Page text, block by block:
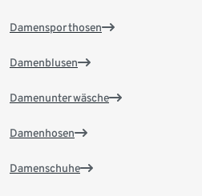
Damensporthosen
Damenblusen
Damenunterwäsche
Damenhosen
Damenschuhe